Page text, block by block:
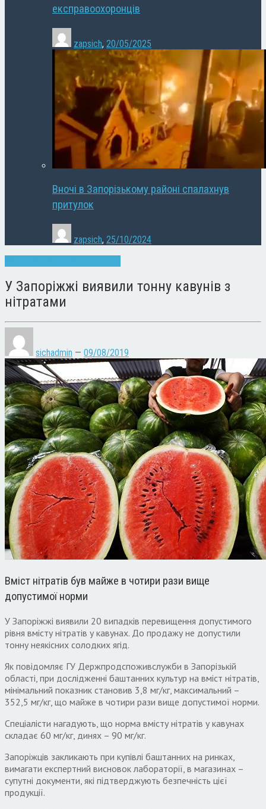
експравоохоронців
zapsich, 20/05/2025
Вночі в Запорізькому районі спалахнув
притулок
zapsich, 25/10/2024
У Запоріжжі виявили тонну кавунів з
нітратами
sichadmin — 09/08/2019
Вміст нітратів був майже в чотири рази вище
допустимої норми
У Запоріжжі виявили 20 випадків перевищення допустимого
рівня вмісту нітратів у кавунах. До продажу не допустили
тонну неякісних солодких ягід.
Як повідомляє ГУ Держпродспоживслужби в Запорізькій
області, при дослідженні баштанних культур на вміст нітратів,
мінімальний показник становив 3,8 мг/кг, максимальний –
352,5 мг/кг, що майже в чотири рази вище допустимої норми.
Спеціалісти нагадують, що норма вмісту нітратів у кавунах
складає 60 мг/кг, динях – 90 мг/кг.
Запоріжців закликають при купівлі баштанних на ринках,
вимагати експертний висновок лабораторії, в магазинах –
супутні документи, які підтверджують безпечність цієї
продукції.